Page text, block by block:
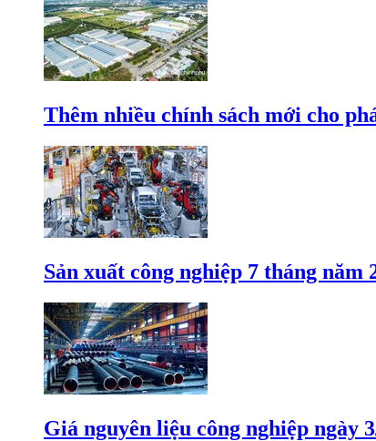
Thêm nhiều chính sách mới cho
Sản xuất công nghiệp 7 tháng năm
Giá nguyên liệu công nghiệp ngày